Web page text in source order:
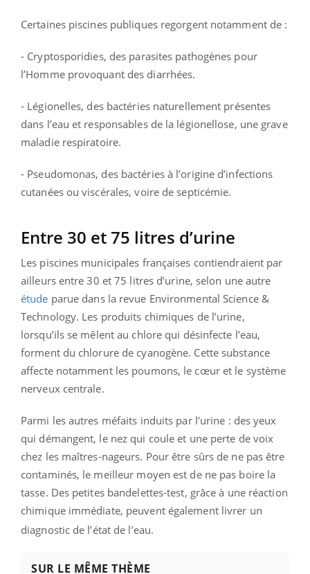
Certaines piscines publiques regorgent notamment de :
- Cryptosporidies, des parasites pathogènes pour
l’Homme provoquant des diarrhées.
- Légionelles, des bactéries naturellement présentes
dans l’eau et responsables de la légionellose, une grave
maladie respiratoire.
- Pseudomonas, des bactéries à l’origine d’infections
cutanées ou viscérales, voire de septicémie.
Entre 30 et 75 litres d’urine
Les piscines municipales françaises contiendraient par
ailleurs entre 30 et 75 litres d’urine, selon une autre
étude parue dans la revue Environmental Science &
Technology. Les produits chimiques de l’urine,
lorsqu’ils se mêlent au chlore qui désinfecte l’eau,
forment du chlorure de cyanogène. Cette substance
affecte notamment les poumons, le cœur et le système
nerveux centrale.
Parmi les autres méfaits induits par l’urine : des yeux
qui démangent, le nez qui coule et une perte de voix
chez les maîtres-nageurs. Pour être sûrs de ne pas être
contaminés, le meilleur moyen est de ne pas boire la
tasse. Des petites bandelettes-test, grâce à une réaction
chimique immédiate, peuvent également livrer un
diagnostic de l’état de l’eau.
SUR LE MÊME THÈME